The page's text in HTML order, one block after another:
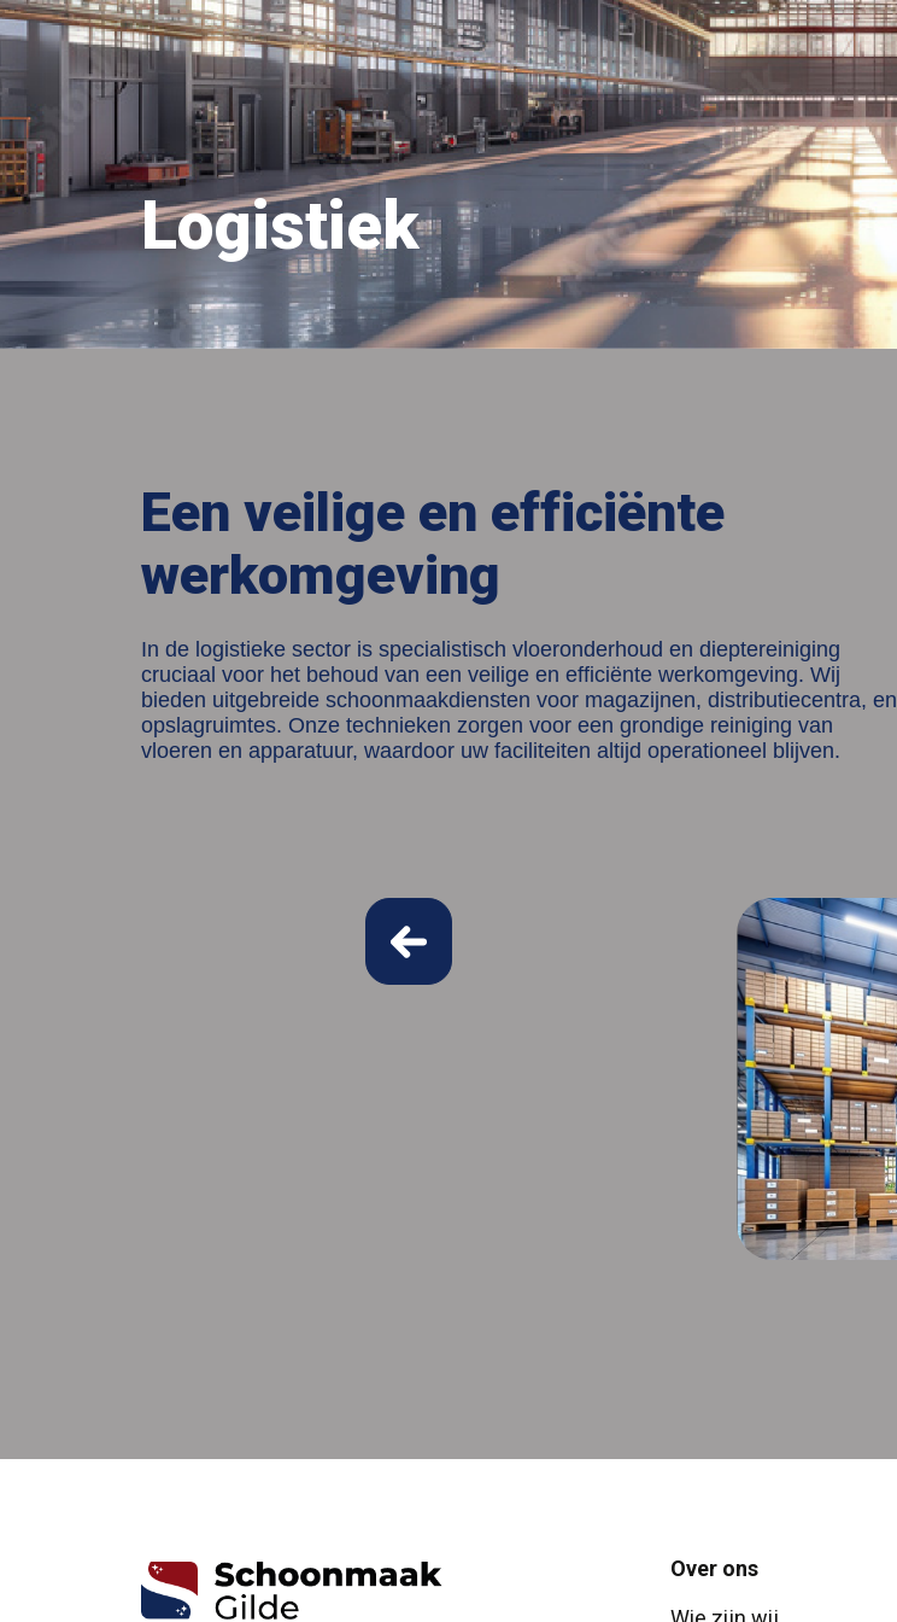
Logistiek
Een veilige en efficiënte
werkomgeving
In de logistieke sector is specialistisch vloeronderhoud en dieptereiniging
cruciaal voor het behoud van een veilige en efficiënte werkomgeving. Wij
bieden uitgebreide schoonmaakdiensten voor magazijnen, distributiecentra, en
opslagruimtes. Onze technieken zorgen voor een grondige reiniging van
vloeren en apparatuur, waardoor uw faciliteiten altijd operationeel blijven.
Over ons